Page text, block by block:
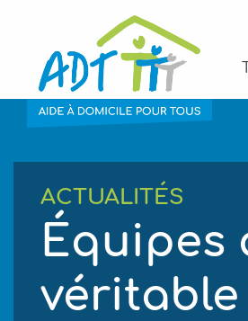
ACTUALITÉS
Équipes
véritable